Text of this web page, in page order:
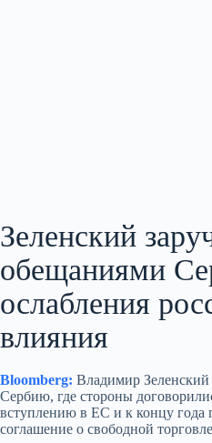
Зеленский
обещаниями
ослабления
влияния
Bloomberg: Владимир
Сербию, где стороны
вступлению в ЕС и к концу года
соглашение о свободной